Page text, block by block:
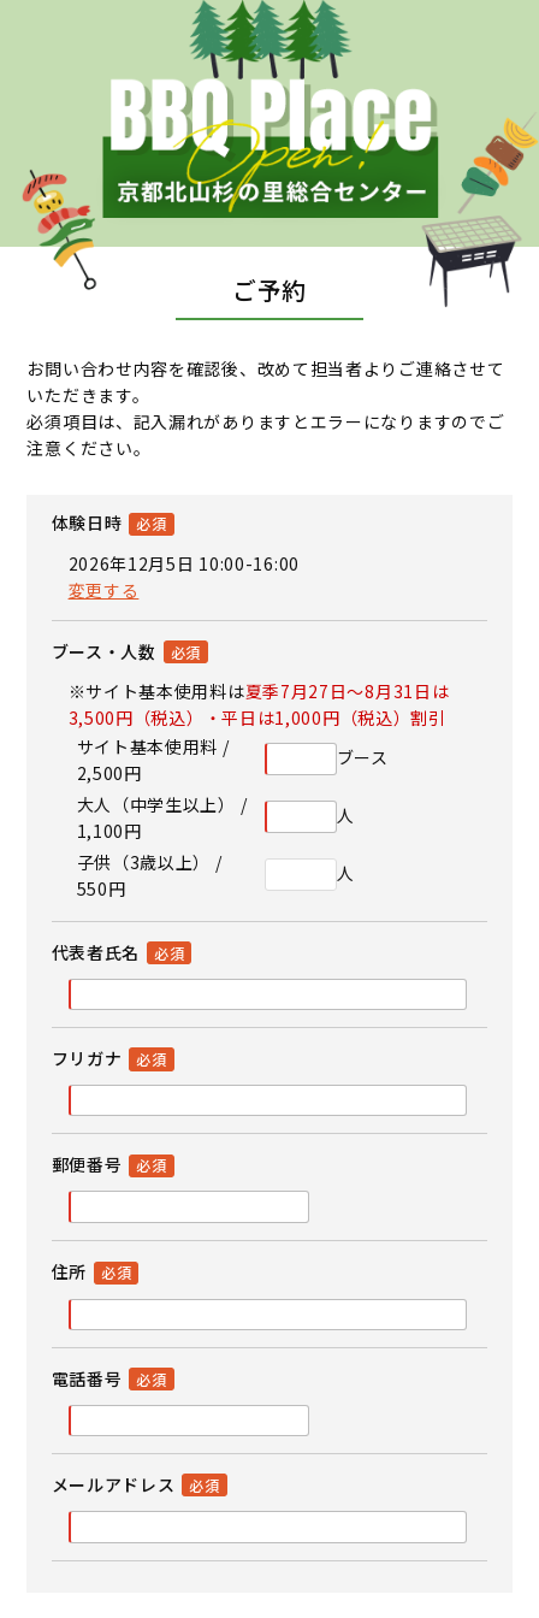
ご予約
お問い合わせ内容を確認後、改めて担当者よりご連絡させて
いただきます。
必須項目は、記入漏れがありますとエラーになりますのでご
注意ください。
体験日時
2026年12月5日 10:00-16:00
変更する
ブース・人数
※サイト基本使用料は夏季7月27日～8月31日は
3,500円（税込）・平日は1,000円（税込）割引
サイト基本使用料 /
2,500円
ブース
大人（中学生以上） /
1,100円
人
子供（3歳以上） /
550円
人
代表者氏名
フリガナ
郵便番号
住所
電話番号
メールアドレス